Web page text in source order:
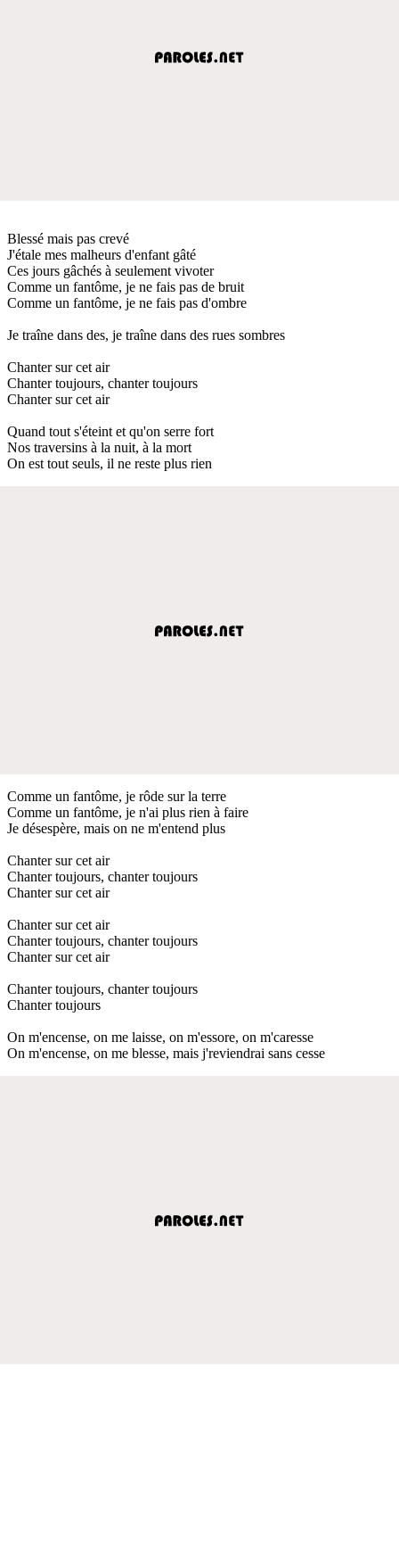
Blessé mais pas crevé
J'étale mes malheurs d'enfant gâté
Ces jours gâchés à seulement vivoter
Comme un fantôme, je ne fais pas de bruit
Comme un fantôme, je ne fais pas d'ombre
Je traîne dans des, je traîne dans des rues sombres
Chanter sur cet air
Chanter toujours, chanter toujours
Chanter sur cet air
Quand tout s'éteint et qu'on serre fort
Nos traversins à la nuit, à la mort
On est tout seuls, il ne reste plus rien
Comme un fantôme, je rôde sur la terre
Comme un fantôme, je n'ai plus rien à faire
Je désespère, mais on ne m'entend plus
Chanter sur cet air
Chanter toujours, chanter toujours
Chanter sur cet air
Chanter sur cet air
Chanter toujours, chanter toujours
Chanter sur cet air
Chanter toujours, chanter toujours
Chanter toujours
On m'encense, on me laisse, on m'essore, on m'caresse
On m'encense, on me blesse, mais j'reviendrai sans cesse